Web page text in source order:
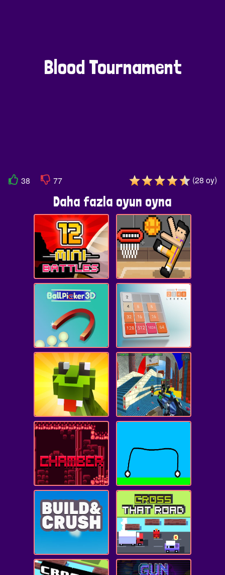
Blood Tournament
38 77 (28 oy)
Daha fazla oyun oyna